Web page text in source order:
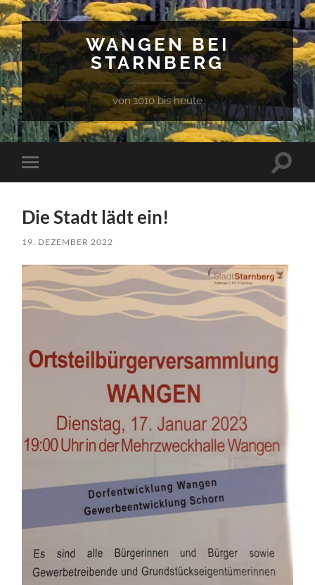
WANGEN BEI
STARNBERG
von 1010 bis heute
Mobile-
Menü
Die Stadt lädt ein!
19. DEZEMBER 2022